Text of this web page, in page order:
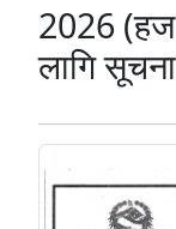
2026
लागि